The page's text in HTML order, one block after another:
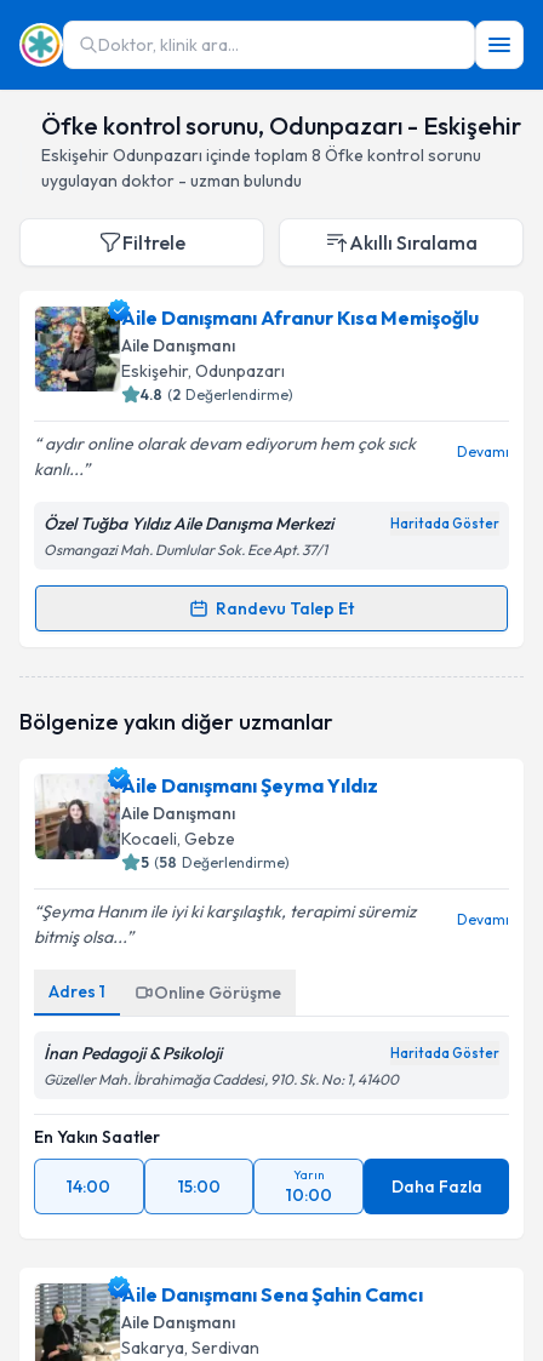
Doktor, klinik ara...
Öfke kontrol sorunu, Odunpazarı - Eskişehir
EskişehirOdunpazarı içinde toplam 8 Öfke kontrol sorunu
uygulayan doktor - uzman bulundu
Filtrele Akıllı Sıralama
Aile Danışmanı Afranur Kısa Memişoğlu
Aile Danışmanı
Eskişehir, Odunpazarı
4.8 (2 Değerlendirme)
aydır online olarak devam ediyorum hem çok sıck
kanlı...
Devamı
Özel Tuğba Yıldız Aile Danışma Merkezi Haritada Göster
Osmangazi Mah. Dumlular Sok. Ece Apt. 37/1
Randevu Talep Et
Randevu Takvimi Talebi
randevu takvimi talebi oluşturun. Size bu uzmandan
posta ile bilgilendireceğiz.
E-posta Adresiniz
Kişisel verilerimin işlenmesine ilişkin
kapsamda işlenmesini kabul ediyorum.
Takvim Talebini Gönder
Bölgenize yakın diğer uzmanlar
Aile Danışmanı Şeyma Yıldız
Aile Danışmanı
Kocaeli, Gebze
5 (58 Değerlendirme)
Şeyma Hanım ile iyi ki karşılaştık, terapimi süremiz
bitmiş olsa...
Devamı
Adres 1 Online Görüşme
İnan Pedagoji & Psikoloji Haritada Göster
Güzeller Mah. İbrahimağa Caddesi, 910. Sk. No: 1, 41400
En Yakın Saatler
14:00 15:00
Yarın
10:00 Daha Fazla
Aile Danışmanı Sena Şahin Camcı
Aile Danışmanı
Sakarya, Serdivan